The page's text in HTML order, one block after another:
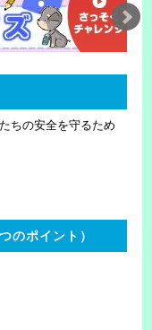
ちの安全を守るため
のポイント）